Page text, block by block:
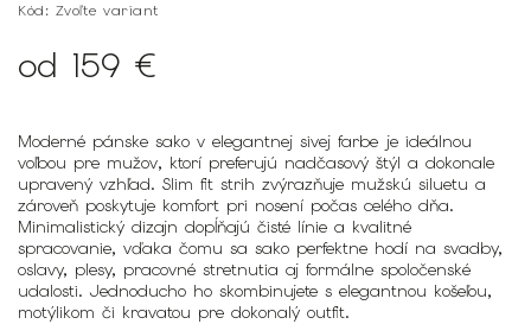
Kód: Zvoľte variant
od 159 €
Moderné pánske sako v elegantnej sivej farbe je ideálnou
voľbou pre mužov, ktorí preferujú nadčasový štýl a dokonale
upravený vzhľad. Slim fit strih zvýrazňuje mužskú siluetu a
zároveň poskytuje komfort pri nosení počas celého dňa.
Minimalistický dizajn dopĺňajú čisté línie a kvalitné
spracovanie, vďaka čomu sa sako perfektne hodí na svadby,
oslavy, plesy, pracovné stretnutia aj formálne spoločenské
udalosti. Jednoducho ho skombinujete s elegantnou košeľou,
motýlikom či kravatou pre dokonalý outfit.